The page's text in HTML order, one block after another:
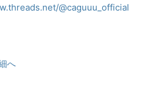
@caguuu_official
へ